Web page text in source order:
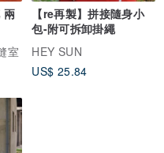
兩
室
【re再製】拼接隨身小
包-附可拆卸掛繩
HEY SUN
US$ 25.84